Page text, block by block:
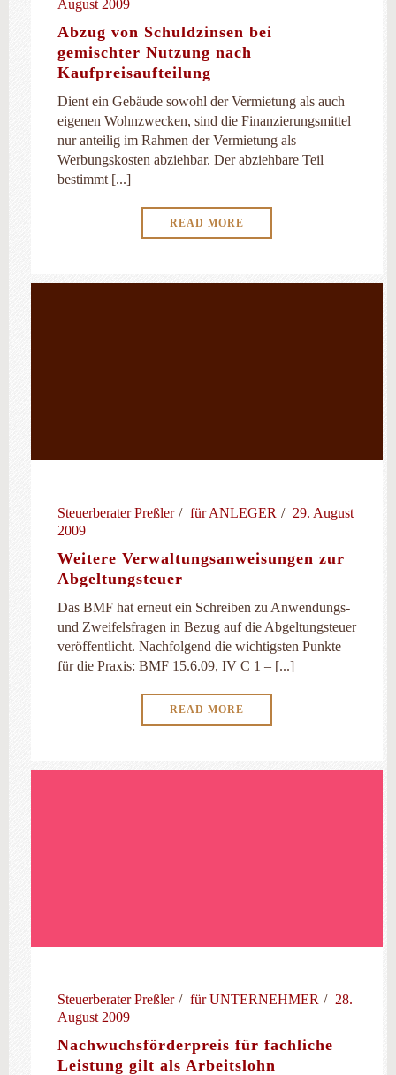
August 2009
Abzug von Schuldzinsen bei
gemischter Nutzung nach
Kaufpreisaufteilung
Dient ein Gebäude sowohl der Vermietung als auch
eigenen Wohnzwecken, sind die Finanzierungsmittel
nur anteilig im Rahmen der Vermietung als
Werbungskosten abziehbar. Der abziehbare Teil
bestimmt [...]
READ MORE
Steuerberater Preßler für ANLEGER
29. August
2009
Weitere Verwaltungsanweisungen zur
Abgeltungsteuer
Das BMF hat erneut ein Schreiben zu Anwendungs-
und Zweifelsfragen in Bezug auf die Abgeltungsteuer
veröffentlicht. Nachfolgend die wichtigsten Punkte
für die Praxis: BMF 15.6.09, IV C 1 – [...]
READ MORE
Steuerberater Preßler für UNTERNEHMER
28.
August 2009
Nachwuchsförderpreis für fachliche
Leistung gilt als Arbeitslohn